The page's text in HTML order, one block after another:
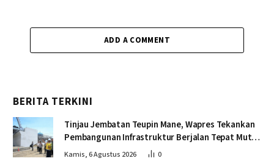
ADD A COMMENT
BERITA TERKINI
Tinjau Jembatan Teupin Mane, Wapres Tekankan
Pembangunan Infrastruktur Berjalan Tepat Mutu
dan Tepat Waktu
Kamis, 6 Agustus 2026 0